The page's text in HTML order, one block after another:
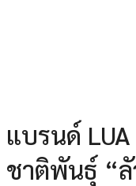
แบรนด์ LUA
ชาติพันธุ์ “